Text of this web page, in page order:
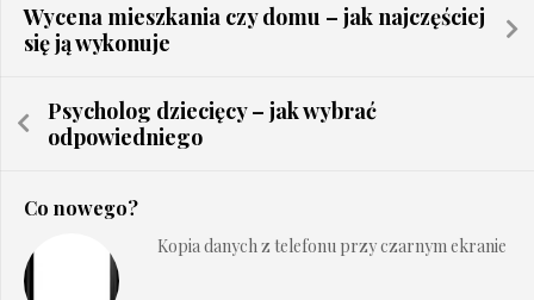
Wycena mieszkania czy domu – jak najczęściej
się ją wykonuje
Psycholog dziecięcy – jak wybrać
odpowiedniego
Co nowego?
Kopia danych z telefonu przy czarnym ekranie